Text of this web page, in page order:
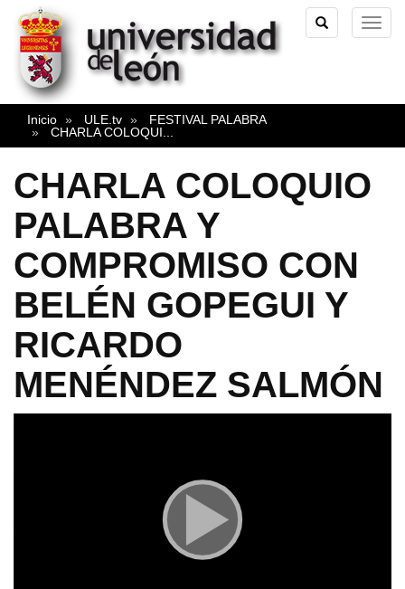
TOGGLE
SEARCH
Inicio ULE.tv
FESTIVAL PALABRA
CHARLA COLOQUI
CHARLA COLOQUIO
PALABRA Y
COMPROMISO CON
BELÉN GOPEGUI Y
RICARDO
MENÉNDEZ SALMÓN